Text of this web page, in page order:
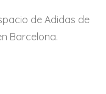
de Adidas de
Barcelona.